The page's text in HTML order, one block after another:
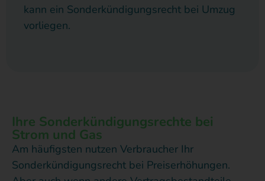
kann ein Sonderkündigungsrecht bei Umzug
vorliegen.
Ihre Sonderkündigungsrechte bei
Strom und Gas
Am häufigsten nutzen Verbraucher Ihr
Sonderkündigungsrecht bei Preiserhöhungen.